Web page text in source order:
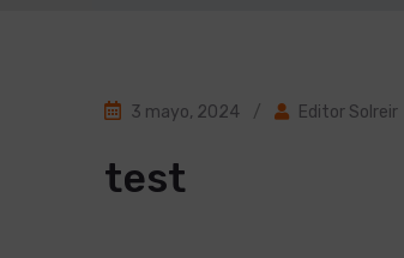
3 mayo, 2024 / Editor Solreir
test